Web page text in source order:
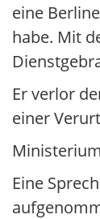
eine
habe. Mit
Er verlor
einer
Eine